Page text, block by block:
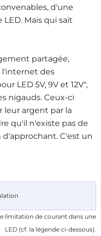
d'une
Mais qui sait
partagée,
l'internet des
LED 5V, 9V et 12V",
nigauds. Ceux-ci
argent par la
qu'il n'existe pas de
d'approchant. C'est un
limitation de courant dans une
LED (cf. la légende ci-dessous).